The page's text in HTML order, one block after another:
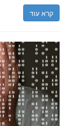
קרא עוד